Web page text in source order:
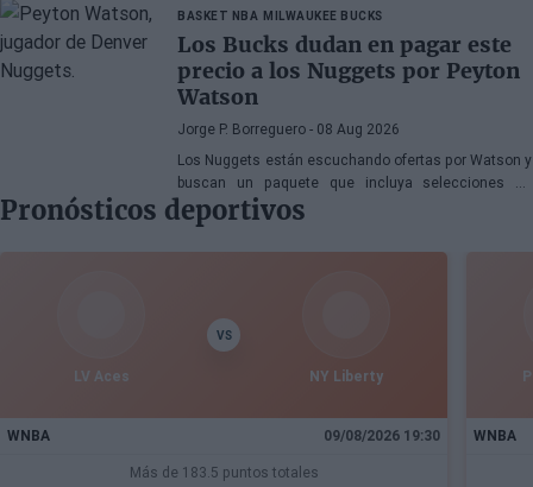
organización permanente y competitiva en la
Euroliga. En declaraciones a Besiktas Magazine,
aborda la transformación del departamento, la
renovación de Dusan Alimpijevic hasta 2028 y los
planes para competir en la élite europea.
BASKET NBA MILWAUKEE BUCKS
Los Bucks dudan en pagar este
precio a los Nuggets por Peyton
Watson
Jorge P. Borreguero - 08 Aug 2026
Los Nuggets están escuchando ofertas por Watson y
buscan un paquete que incluya selecciones de
primera ronda, jóvenes talentos o una combinación
de ambos
Pronósticos deportivos
LV Aces
VS
NY Liberty
WNBA 09/08/2026 19:30
Más de 183.5 puntos totales
WNBA